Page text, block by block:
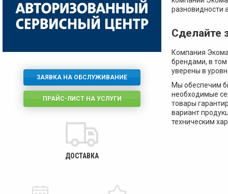
разновидности
Сделайте
Компания
брендами, в том
уверены в
Мы обеспечим
необходимые
товары
вариант
техническим
ЗАЯВКА НА ОБСЛУЖИВАНИЕ
ПРАЙС-ЛИСТ НА УСЛУГИ
ДОСТАВКА